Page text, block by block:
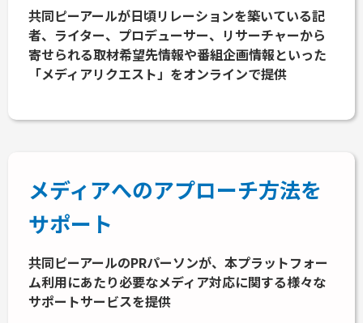
共同ピーアールが日頃リレーションを築いている記
者、ライター、プロデューサー、リサーチャーから
寄せられる取材希望先情報や番組企画情報といった
「メディアリクエスト」をオンラインで提供
メディアへのアプローチ方法を
サポート
共同ピーアールのPRパーソンが、本プラットフォー
ム利用にあたり必要なメディア対応に関する様々な
サポートサービスを提供